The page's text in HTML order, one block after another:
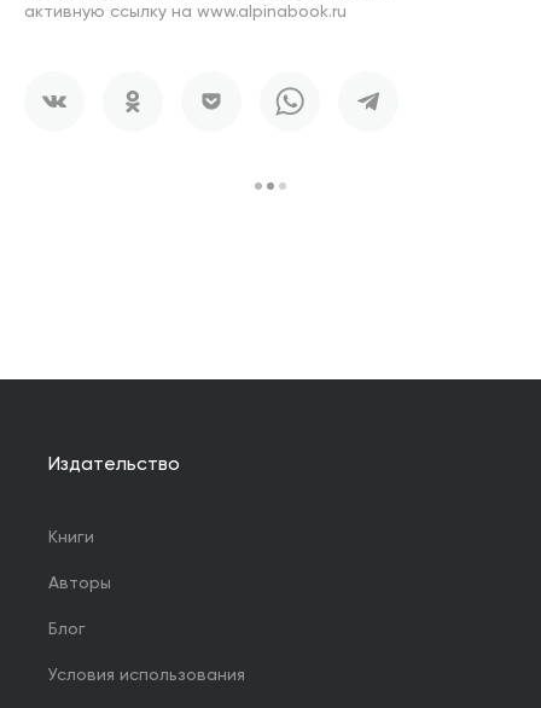
активную ссылку на www.alpinabook.ru
Издательство
Книги
Авторы
Блог
Условия использования